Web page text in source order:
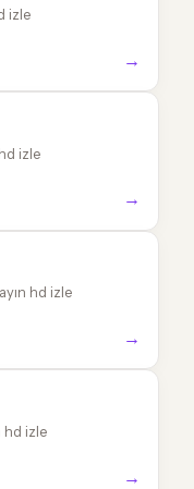
izle
→
izle
→
hd izle
→
hd izle
→